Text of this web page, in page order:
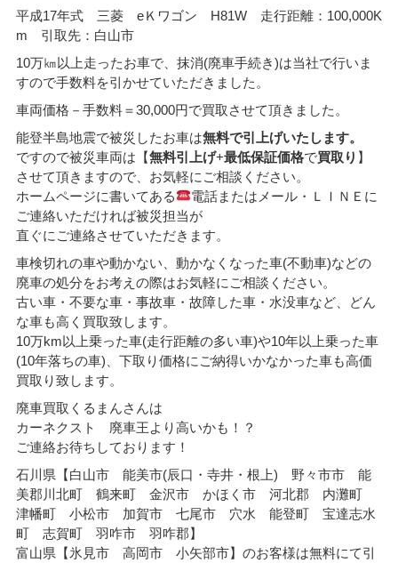
平成17年式 三菱 eＫワゴン H81W 走行距離：100,000K
m 引取先：白山市
10万㎞以上走ったお車で、抹消(廃車手続き)は当社で行いま
すので手数料を引かせていただきました。
車両価格－手数料＝30,000円で買取させて頂きました。
能登半島地震で被災したお車は無料で引上げいたします。
ですので被災車両は【無料引上げ+最低保証価格で買取り 】
させて頂きますので、お気軽にご相談ください。
ホームページに書いてある
電話またはメール・ＬＩＮＥに
ご連絡いただければ被災担当が
直ぐにご連絡させていただきます。
車検切れの車や動かない、動かなくなった車(不動車)などの
廃車の処分をお考えの際はお気軽にご相談ください。
古い車・不要な車・事故車・故障した車・水没車など、どん
な車も高く買取致します。
10万km以上乗った車(走行距離の多い車)や10年以上乗った車
(10年落ちの車)、下取り価格にご納得いかなかった車も高価
買取り致します。
廃車買取くるまんさんは
カーネクスト 廃車王より高いかも！？
ご連絡お待ちしております！
石川県【白山市 能美市(辰口・寺井・根上) 野々市市 能
美郡川北町 鶴来町 金沢市 かほく市 河北郡 内灘町
津幡町 小松市 加賀市 七尾市 穴水 能登町 宝達志水
町 志賀町 羽咋市 羽咋郡】
富山県【氷見市 高岡市 小矢部市】のお客様は無料にて引